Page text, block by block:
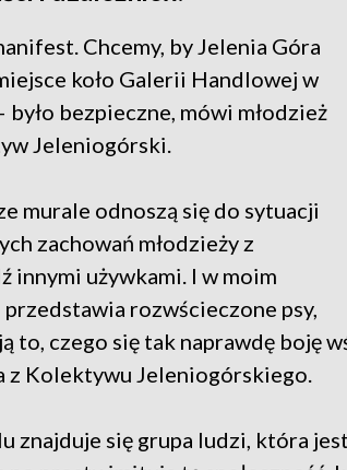
Chcemy, by Jelenia Góra
koło Galerii Handlowej w
było bezpieczne, mówi młodzież
Jeleniogórski.
murale odnoszą się do sytuacji
zachowań młodzieży z
innymi używkami. I w moim
rozwścieczone psy,
to, czego się tak naprawdę boję
z Kolektywu Jeleniogórskiego.
znajduje się grupa ludzi, która